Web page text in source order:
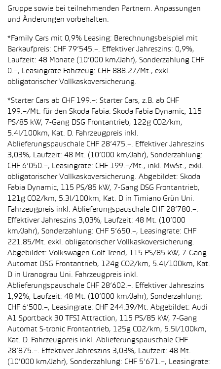
Gruppe sowie bei teilnehmenden Partnern. Anpassungen
und Änderungen vorbehalten.
*Family Cars mit 0,9% Leasing: Berechnungsbeispiel mit
Barkaufpreis: CHF 79’545.–. Effektiver Jahreszins: 0,9%,
Laufzeit: 48 Monate (10’000 km/Jahr), Sonderzahlung CHF
0.–, Leasingrate Fahrzeug: CHF 888.27/Mt., exkl.
obligatorischer Vollkaskoversicherung.
*Starter Cars ab CHF 199.–: Starter Cars, z.B. ab CHF
199.–/Mt. für den Skoda Fabia: Skoda Fabia Dynamic, 115
PS/85 kW, 7-Gang DSG Frontantrieb, 122g CO2/km,
5.4l/100km, Kat. D. Fahrzeugpreis inkl.
Ablieferungspauschale CHF 28’475.–. Effektiver Jahreszins
3,03%, Laufzeit: 48 Mt. (10’000 km/Jahr), Sonderzahlung:
CHF 6’050.–, Leasingrate: CHF 199.–/Mt., inkl. MwSt., exkl.
obligatorischer Vollkaskoversicherung. Abgebildet: Skoda
Fabia Dynamic, 115 PS/85 kW, 7-Gang DSG Frontantrieb,
121g CO2/km, 5.3l/100km, Kat. D in Timiano Grün Uni.
Fahrzeugpreis inkl. Ablieferungspauschale CHF 28’780.–.
Effektiver Jahreszins 3,03%, Laufzeit: 48 Mt. (10’000
km/Jahr), Sonderzahlung: CHF 5’650.–, Leasingrate: CHF
221.85/Mt. exkl. obligatorischer Vollkaskoversicherung.
Abgebildet: Volkswagen Golf Trend, 115 PS/85 kW, 7-Gang
Automat DSG Frontantrieb, 124g CO2/km, 5.4l/100km, Kat.
D in Uranograu Uni. Fahrzeugpreis inkl.
Ablieferungspauschale CHF 28’602.–. Effektiver Jahreszins
1,92%, Laufzeit: 48 Mt. (10’000 km/Jahr), Sonderzahlung:
CHF 6’500.–, Leasingrate: CHF 244.39/Mt. Abgebildet: Audi
A1 Sportback 30 TFSI Attraction, 115 PS/85 kW, 7-Gang
Automat S-tronic Frontantrieb, 125g CO2/km, 5.5l/100km,
Kat. D. Fahrzeugpreis inkl. Ablieferungspauschale CHF
28’875.–. Effektiver Jahreszins 3,03%, Laufzeit: 48 Mt.
(10'000 km/Jahr), Sonderzahlung: CHF 5’671.–, Leasingrate: